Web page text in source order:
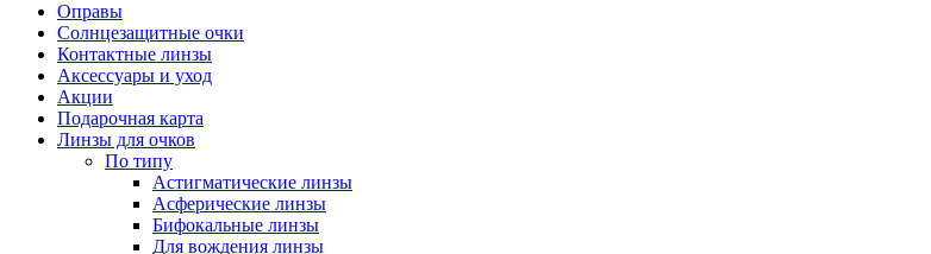
Оправы
Солнцезащитные очки
Контактные линзы
Аксессуары и уход
Акции
Подарочная карта
Линзы для очков
По типу
Астигматические линзы
Асферические линзы
Бифокальные линзы
Для вождения линзы